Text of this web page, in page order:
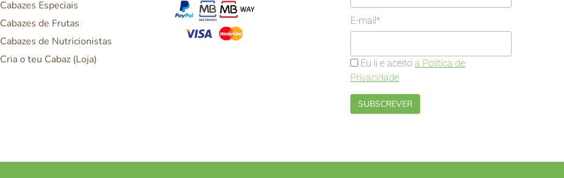
Cabazes Especiais
Cabazes de Frutas
Cabazes de Nutricionistas
Cria o teu Cabaz (Loja)
E-mail*
Eu li e aceitoa Política de
Privacidade